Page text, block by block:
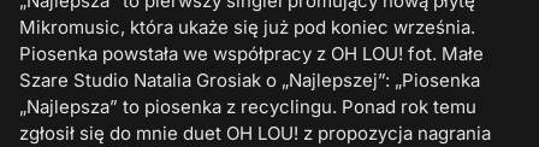
Mikromusic, która ukaże się już pod koniec września.
Piosenka powstała we współpracy z OH LOU! fot. Małe
Szare Studio Natalia Grosiak o „Najlepszej”: „Piosenka
„Najlepsza” to piosenka z recyclingu. Ponad rok temu
zgłosił się do mnie duet OH LOU! z propozycja nagrania